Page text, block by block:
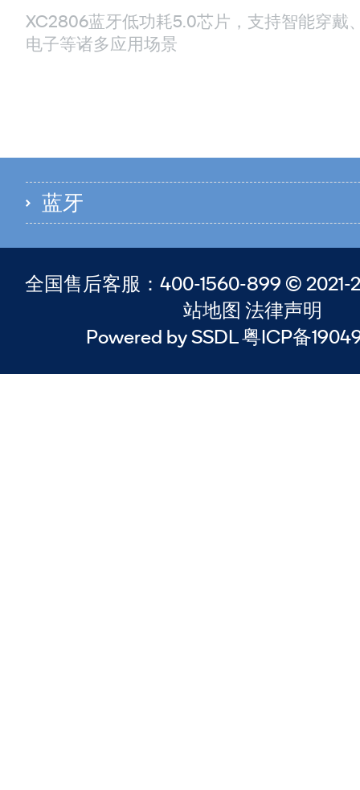
XC2806蓝牙低功耗5.0芯片，支持智能穿戴
电子等诸多应用场景
蓝牙
全国售后客服：400-1560-899 © 2021-
站地图 法律声明
Powered by SSDL 粤ICP备